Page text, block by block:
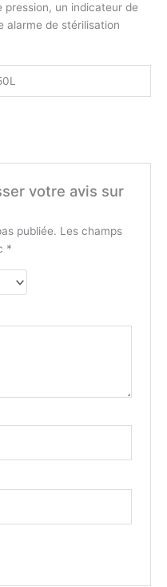
un indicateur de
alarme de stérilisation
votre avis sur
publiée. Les champs
*